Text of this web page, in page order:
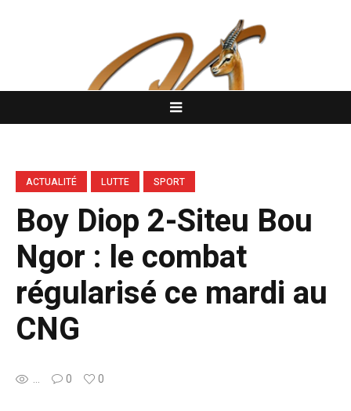
ACTUALITÉ LUTTE SPORT
Boy Diop 2-Siteu Bou
Ngor : le combat
régularisé ce mardi au
CNG
... 0 0